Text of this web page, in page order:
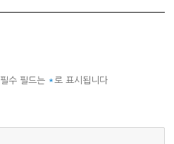
필수 필드는 *로 표시됩니다